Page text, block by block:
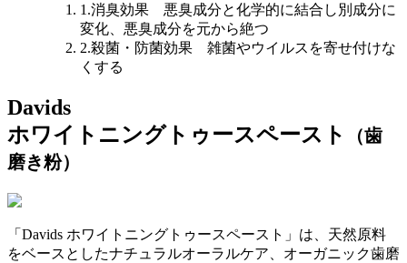
1.消臭効果 悪臭成分と化学的に結合し別成分に
変化、悪臭成分を元から絶つ
2.殺菌・防菌効果 雑菌やウイルスを寄せ付けな
くする
Davids
ホワイトニングトゥースペースト
（歯
磨き粉）
「Davids ホワイトニングトゥースペースト」は、天然原料
をベースとしたナチュラルオーラルケア、オーガニック歯磨